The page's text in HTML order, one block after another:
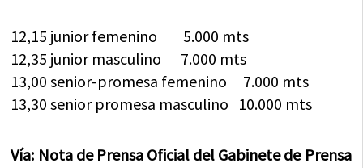
12,15 junior femenino 5.000 mts
12,35 junior masculino 7.000 mts
13,00 senior-promesa femenino 7.000 mts
13,30 senior promesa masculino 10.000 mts
Vía: Nota de Prensa Oficial del Gabinete de Prensa